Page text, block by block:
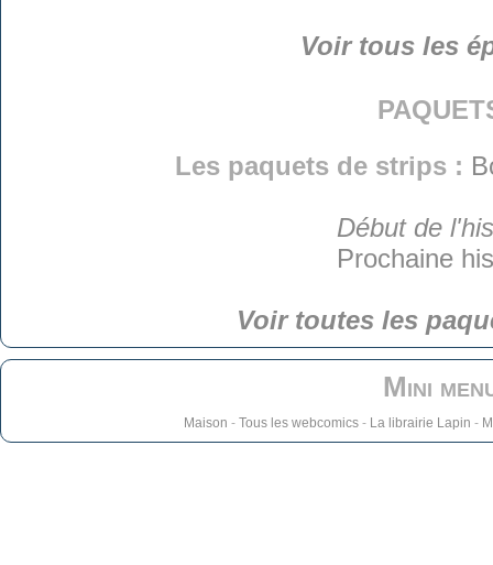
Voir tous les
Les paquets de strips :
Début de
Prochaine
Voir toutes les
Mini
Maison - Tous les webcomics- La librairie Lapin -